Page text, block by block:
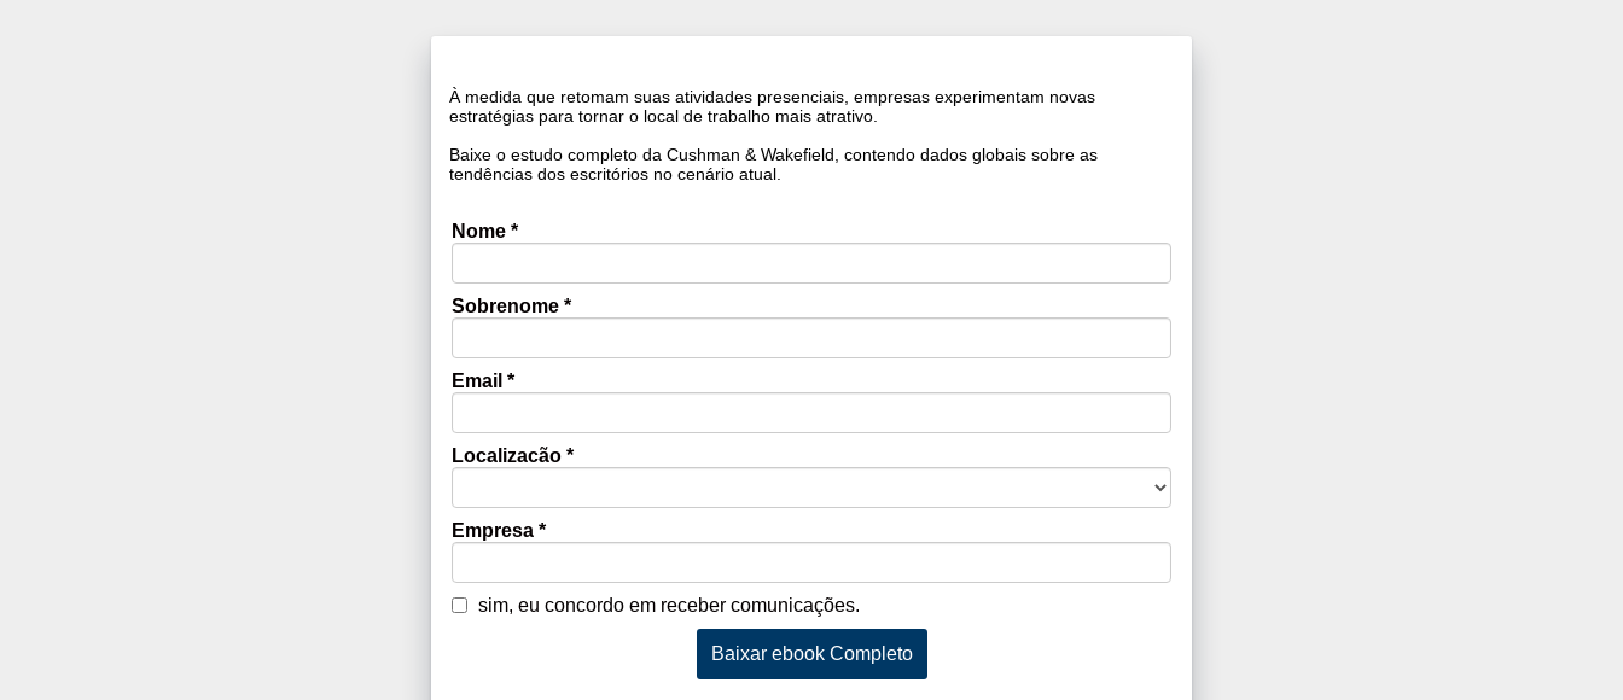
À medida que retomam suas atividades presenciais, empresas experimentam novas
estratégias para tornar o local de trabalho mais atrativo.
Baixe o estudo completo da Cushman & Wakefield, contendo dados globais sobre as
tendências dos escritórios no cenário atual.
Nome *
Sobrenome *
Email *
Localizacão *
Empresa *
sim, eu concordo em receber comunicações.
Baixar ebook Completo